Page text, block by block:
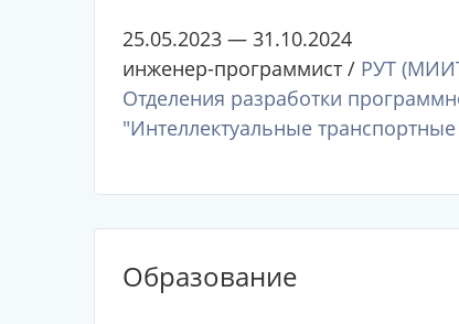
25.05.2023 — 31.10.2024
инженер-программист / РУТ
Отделения разработки
"Интеллектуальные
Образование